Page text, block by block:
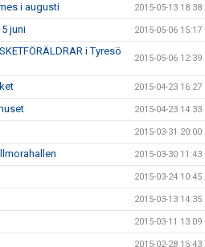
i augusti 2015-05-13 18:38
juni 2015-05-06 15:17
i Tyresö
2015-05-06 12:39
2015-04-23 16:27
2015-04-23 14:33
2015-03-31 20:00
2015-03-30 11:43
2015-03-24 10:45
2015-03-13 14:35
2015-03-11 13:09
2015-02-28 15:43